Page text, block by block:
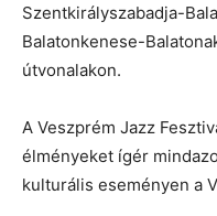
Szentkirályszabadja-
Balatonkenese-
útvonalakon.
A Veszprém Jazz
élményeket ígér
kulturális eseményen a